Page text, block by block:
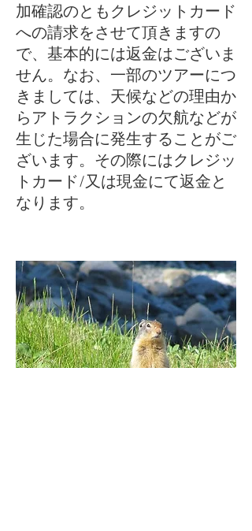
加確認のともクレジットカード
への請求をさせて頂きますの
で、基本的には返金はございま
せん。なお、一部のツアーにつ
きましては、天候などの理由か
らアトラクションの欠航などが
生じた場合に発生することがご
ざいます。その際にはクレジッ
トカード/又は現金にて返金と
なります。